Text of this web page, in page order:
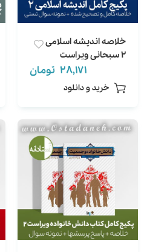
خلاصه اندیشه اسلامی
2 سبحانی ویراست
دوم به همراه 266
نمونه سوال تستی
تالیفی
28,171 تومان
خرید و دانلود